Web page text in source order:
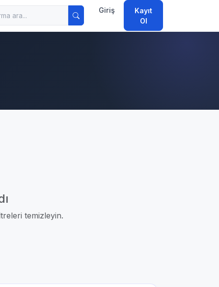
Giriş
Kayıt
Ol
temizleyin.